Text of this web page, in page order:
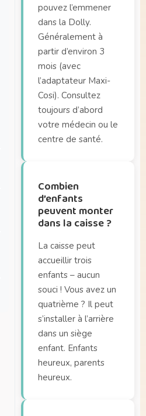
pouvez l’emmener
dans la Dolly.
Généralement à
partir d’environ 3
mois (avec
l’adaptateur Maxi-
Cosi). Consultez
toujours d’abord
votre médecin ou le
centre de santé.
Combien
d’enfants
peuvent monter
dans la caisse ?
La caisse peut
accueillir trois
enfants – aucun
souci ! Vous avez un
quatrième ? Il peut
s’installer à l’arrière
dans un siège
enfant. Enfants
heureux, parents
heureux.